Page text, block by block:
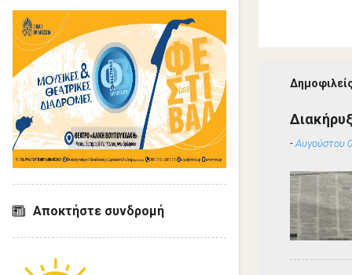
-Αυγούστου
Αποκτήστε συνδρομή